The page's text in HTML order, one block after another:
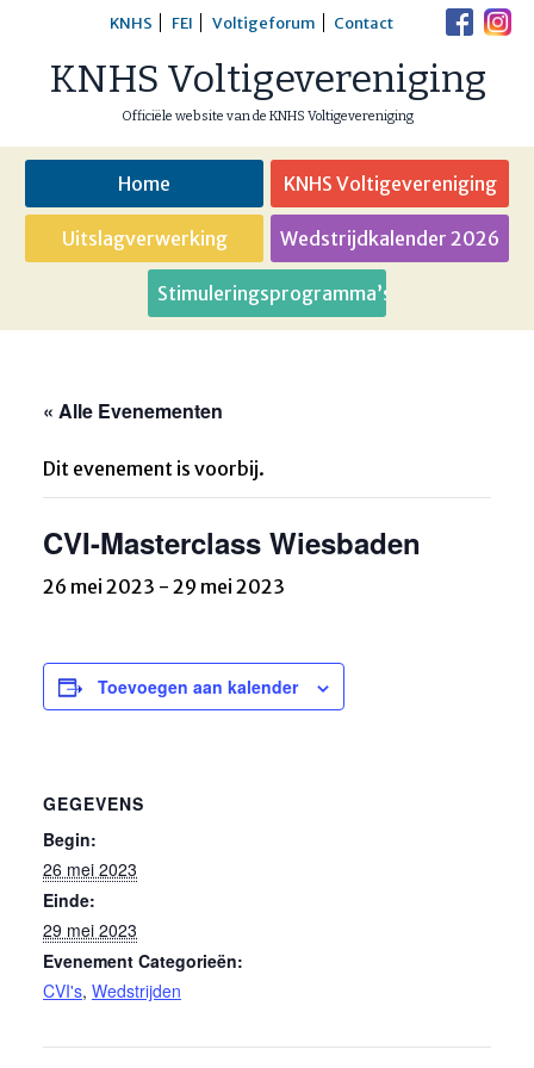
content
KNHS FEI Voltigeforum Contact
KNHS Voltigevereniging
Officiële website van de KNHS Voltigevereniging
Home KNHS Voltigevereniging
Uitslagverwerking Wedstrijdkalender 2026
Stimuleringsprogramma’s
« Alle Evenementen
Dit evenement is voorbij.
CVI-Masterclass Wiesbaden
26 mei 2023 - 29 mei 2023
Toevoegen aan kalender
GEGEVENS
Begin:
26 mei 2023
Einde:
29 mei 2023
Evenement Categorieën:
CVI's, Wedstrijden